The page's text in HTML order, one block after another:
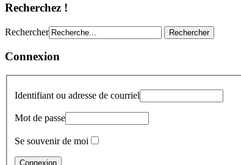
Recherchez !
Rechercher
Connexion
Identifiant ou adresse de courriel
Mot de passe
Se souvenir de moi